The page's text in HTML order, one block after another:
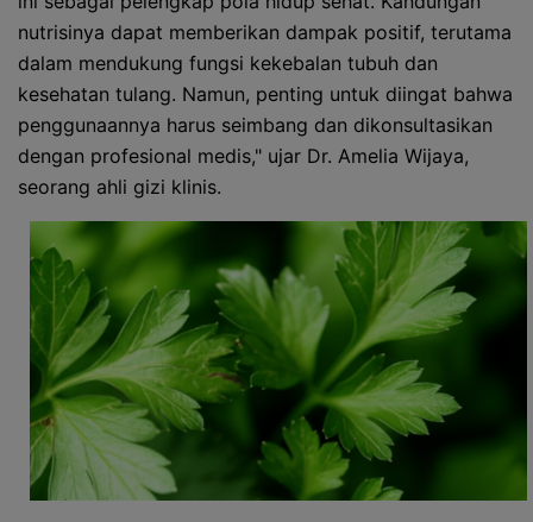
nutrisinya dapat memberikan dampak positif, terutama
dalam mendukung fungsi kekebalan tubuh dan
kesehatan tulang. Namun, penting untuk diingat bahwa
penggunaannya harus seimbang dan dikonsultasikan
dengan profesional medis," ujar Dr. Amelia Wijaya,
seorang ahli gizi klinis.